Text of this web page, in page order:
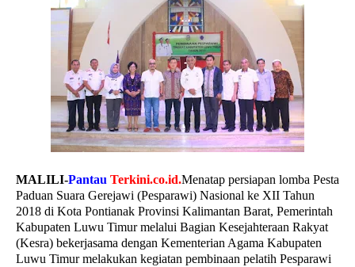
MALILI-Pantau Terkini.co.id.Menatap persiapan lomba Pesta
Paduan Suara Gerejawi (Pesparawi) Nasional ke XII Tahun
2018 di Kota Pontianak Provinsi Kalimantan Barat, Pemerintah
Kabupaten Luwu Timur melalui Bagian Kesejahteraan Rakyat
(Kesra) bekerjasama dengan Kementerian Agama Kabupaten
Luwu Timur melakukan kegiatan pembinaan pelatih Pesparawi